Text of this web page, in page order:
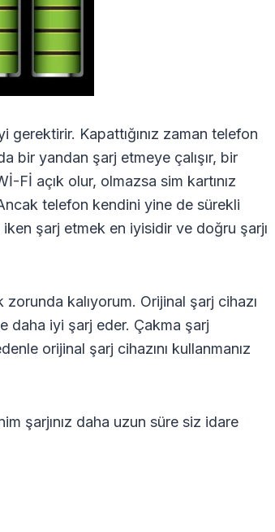
Kapattığınız zaman telefon
bir yandan şarj etmeye çalışır, bir
Fİ açık olur, olmazsa sim kartınız
telefon kendini yine de sürekli
şarj etmek en iyisidir ve doğru şarjı
kalıyorum. Orijinal şarj cihazı
daha iyi şarj eder. Çakma şarj
orijinal şarj cihazını kullanmanız
şarjınız daha uzun süre siz idare